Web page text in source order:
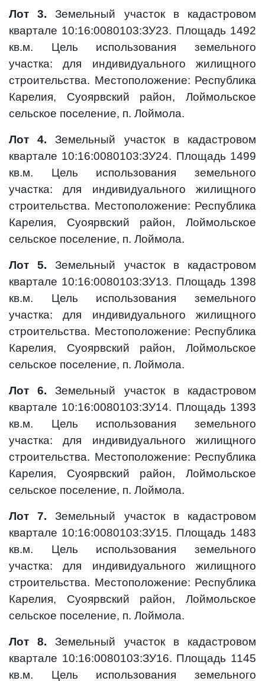
Лот 3. Земельный участок в кадастровом
квартале 10:16:0080103:ЗУ23. Площадь 1492
кв.м. Цель использования земельного
участка: для индивидуального жилищного
строительства. Местоположение: Республика
Карелия, Суоярвский район, Лоймольское
сельское поселение, п. Лоймола.
Лот 4. Земельный участок в кадастровом
квартале 10:16:0080103:ЗУ24. Площадь 1499
кв.м. Цель использования земельного
участка: для индивидуального жилищного
строительства. Местоположение: Республика
Карелия, Суоярвский район, Лоймольское
сельское поселение, п. Лоймола.
Лот 5. Земельный участок в кадастровом
квартале 10:16:0080103:ЗУ13. Площадь 1398
кв.м. Цель использования земельного
участка: для индивидуального жилищного
строительства. Местоположение: Республика
Карелия, Суоярвский район, Лоймольское
сельское поселение, п. Лоймола.
Лот 6. Земельный участок в кадастровом
квартале 10:16:0080103:ЗУ14. Площадь 1393
кв.м. Цель использования земельного
участка: для индивидуального жилищного
строительства. Местоположение: Республика
Карелия, Суоярвский район, Лоймольское
сельское поселение, п. Лоймола.
Лот 7. Земельный участок в кадастровом
квартале 10:16:0080103:ЗУ15. Площадь 1483
кв.м. Цель использования земельного
участка: для индивидуального жилищного
строительства. Местоположение: Республика
Карелия, Суоярвский район, Лоймольское
сельское поселение, п. Лоймола.
Лот 8. Земельный участок в кадастровом
квартале 10:16:0080103:ЗУ16. Площадь 1145
кв.м. Цель использования земельного